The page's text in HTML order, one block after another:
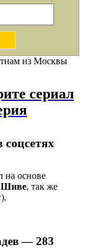
из Москвы
сериал
соцсетях
на основе
Шиве, так же
— 283